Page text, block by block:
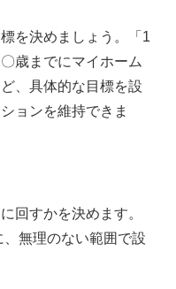
を決めましょう。「1
歳までにマイホーム
、具体的な目標を設
ョンを維持できま
回すかを決めます。
無理のない範囲で設